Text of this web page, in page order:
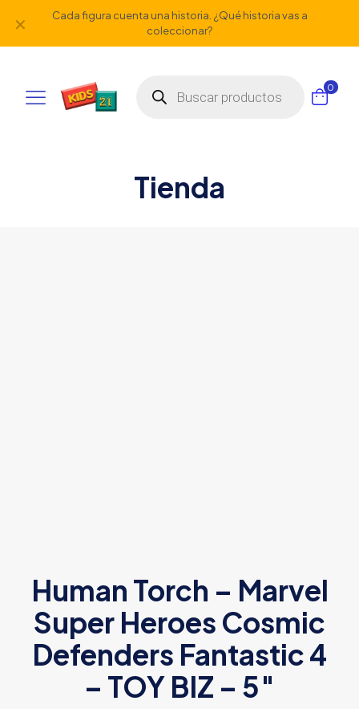
Cada figura cuenta una historia. ¿Qué historia vas a
coleccionar?
✕
productos
0
Tienda
Human Torch – Marvel
Super Heroes Cosmic
Defenders Fantastic 4
– TOY BIZ – 5″